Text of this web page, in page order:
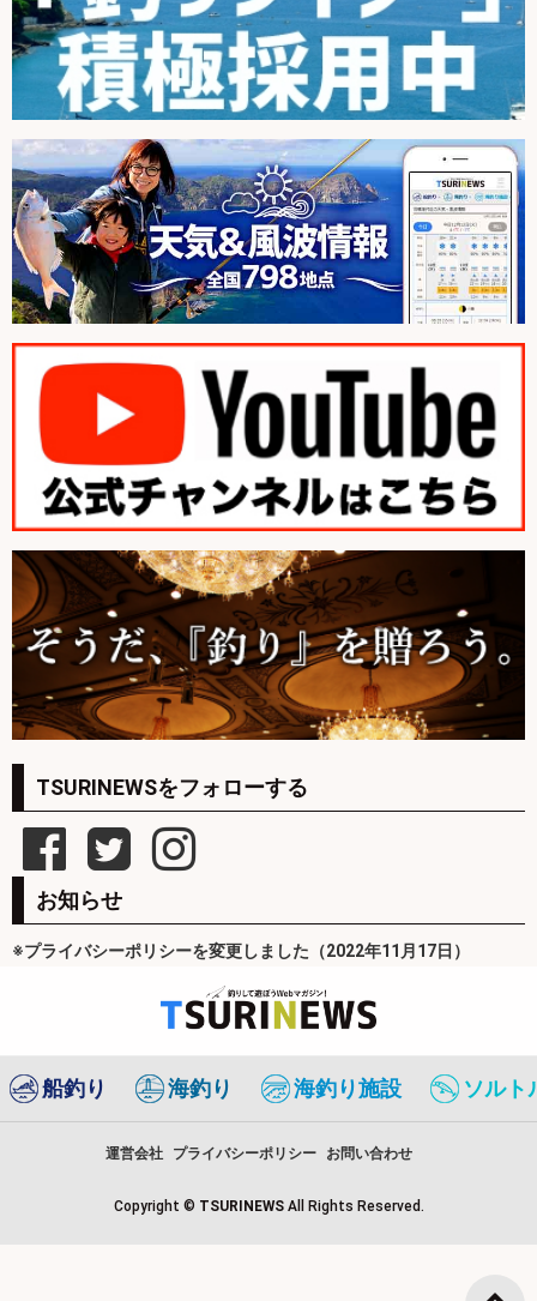
TSURINEWSをフォローする
お知らせ
※プライバシーポリシーを変更しました（2022年11月17日）
船釣り 海釣り 海釣り施設 ソルト
運営会社 プライバシーポリシー お問い合わせ
Copyright © TSURINEWS All Rights Reserved.